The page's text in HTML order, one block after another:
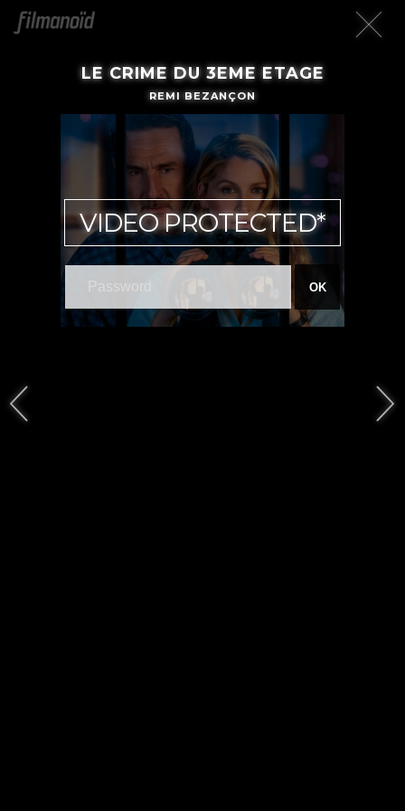
LE CRIME DU 3EME ETAGE
REMI BEZANÇON
VIDEO PROTECTED*